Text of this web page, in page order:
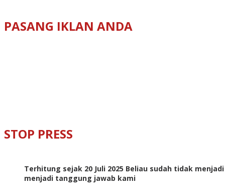
PASANG IKLAN ANDA
STOP PRESS
Terhitung sejak 20 Juli 2025 Beliau sudah tidak
menjadi tanggung jawab kami